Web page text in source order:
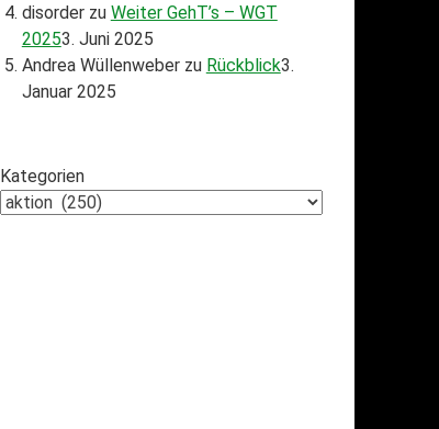
disorderzu Weiter GehT’s – WGT
20253. Juni 2025
Andrea Wüllenweberzu Rückblick3.
Januar 2025
Kategorien